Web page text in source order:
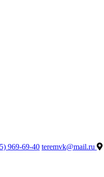
969-69-40 teremvk@mail.ru